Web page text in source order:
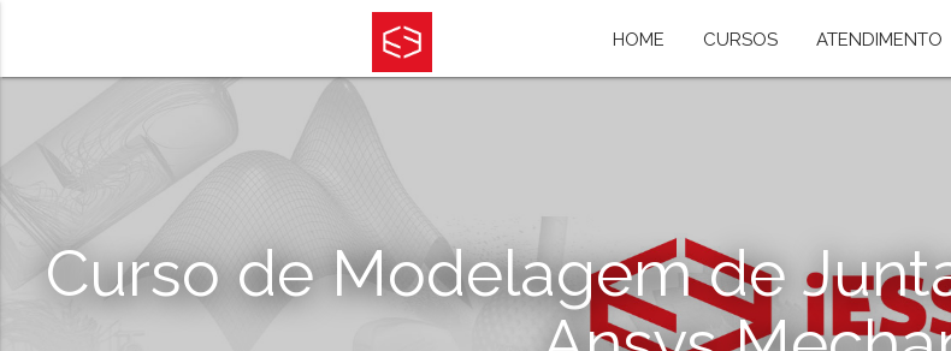
HOME CURSOS ATENDIMENTO
Curso de Modelagem de